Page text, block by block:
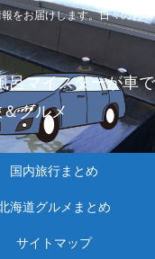
をお届けします。日々のお
呂マイスターが車で
グルメ
国内旅行まとめ
海道グルメまとめ
サイトマップ